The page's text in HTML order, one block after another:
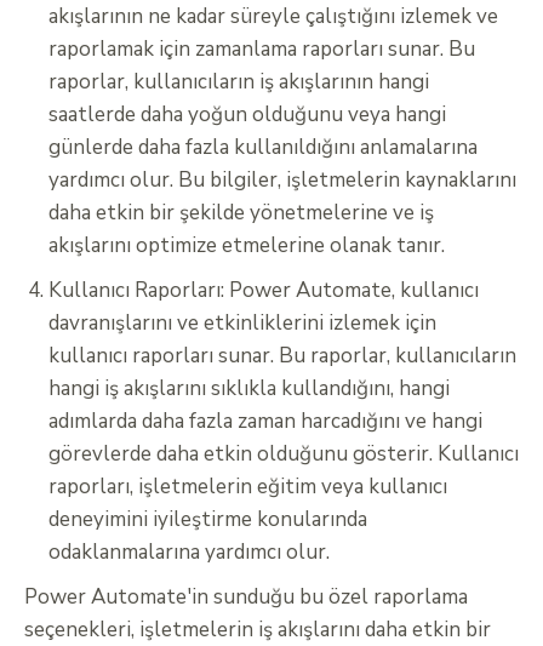
akışlarının ne kadar süreyle çalıştığını izlemek ve
raporlamak için zamanlama raporları sunar. Bu
raporlar, kullanıcıların iş akışlarının hangi
saatlerde daha yoğun olduğunu veya hangi
günlerde daha fazla kullanıldığını anlamalarına
yardımcı olur. Bu bilgiler, işletmelerin kaynaklarını
daha etkin bir şekilde yönetmelerine ve iş
akışlarını optimize etmelerine olanak tanır.
Kullanıcı Raporları: Power Automate, kullanıcı
davranışlarını ve etkinliklerini izlemek için
kullanıcı raporları sunar. Bu raporlar, kullanıcıların
hangi iş akışlarını sıklıkla kullandığını, hangi
adımlarda daha fazla zaman harcadığını ve hangi
görevlerde daha etkin olduğunu gösterir. Kullanıcı
raporları, işletmelerin eğitim veya kullanıcı
deneyimini iyileştirme konularında
odaklanmalarına yardımcı olur.
Power Automate'in sunduğu bu özel raporlama
seçenekleri, işletmelerin iş akışlarını daha etkin bir